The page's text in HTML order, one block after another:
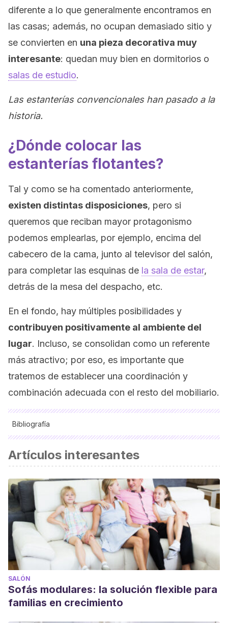
diferente a lo que generalmente encontramos en
las casas; además, no ocupan demasiado sitio y
se convierten en una pieza decorativa muy
interesante: quedan muy bien en dormitorios o
salas de estudio.
Las estanterías convencionales han pasado a la
historia.
¿Dónde colocar las
estanterías flotantes?
Tal y como se ha comentado anteriormente,
existen distintas disposiciones, pero si
queremos que reciban mayor protagonismo
podemos emplearlas, por ejemplo, encima del
cabecero de la cama, junto al televisor del salón,
para completar las esquinas de la sala de estar,
detrás de la mesa del despacho, etc.
En el fondo, hay múltiples posibilidades y
contribuyen positivamente al ambiente del
lugar. Incluso, se consolidan como un referente
más atractivo; por eso, es importante que
tratemos de establecer una coordinación y
combinación adecuada con el resto del mobiliario.
Bibliografía
hogar, Universe Publishing, 2003.
Artículos interesantes
SALÓN
Sofás modulares: la solución flexible para
familias en crecimiento